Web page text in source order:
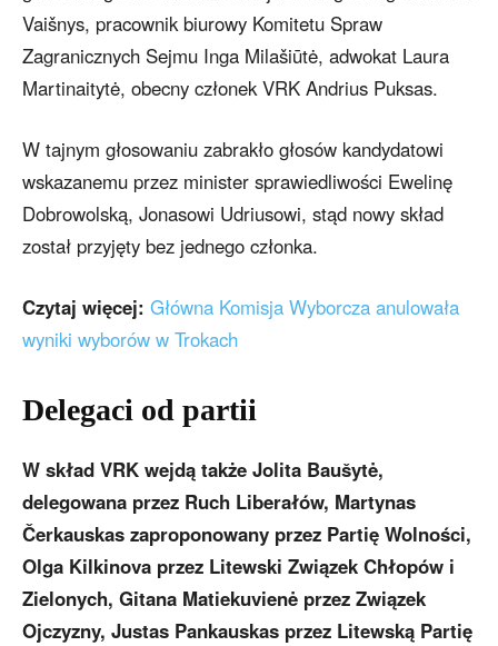
Vaišnys, pracownik biurowy Komitetu Spraw
Zagranicznych Sejmu Inga Milašiūtė, adwokat Laura
Martinaitytė, obecny członek VRK Andrius Puksas.
W tajnym głosowaniu zabrakło głosów kandydatowi
wskazanemu przez minister sprawiedliwości Ewelinę
Dobrowolską, Jonasowi Udriusowi, stąd nowy skład
został przyjęty bez jednego członka.
Czytaj więcej: Główna Komisja Wyborcza anulowała
wyniki wyborów w Trokach
Delegaci od partii
W skład VRK wejdą także Jolita Baušytė,
delegowana przez Ruch Liberałów, Martynas
Čerkauskas zaproponowany przez Partię Wolności,
Olga Kilkinova przez Litewski Związek Chłopów i
Zielonych, Gitana Matiekuvienė przez Związek
Ojczyzny, Justas Pankauskas przez Litewską Partię